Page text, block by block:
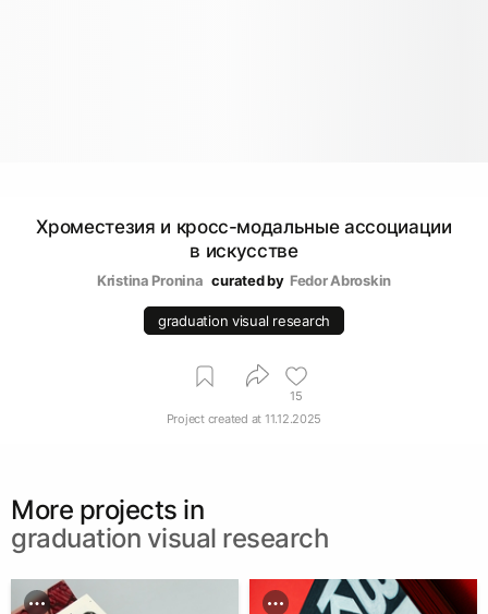
Хроместезия и кросс-модальные ассоциации
в искусстве
Kristina Pronina curated by Fedor Abroskin
graduation visual research
15
Project created at 11.12.2025
More projects in
graduation visual research